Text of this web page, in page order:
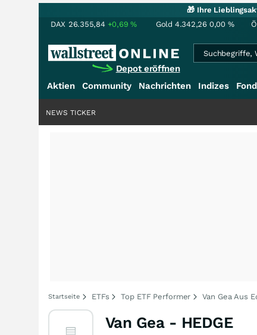
🎁 Ihre
DAX 26.355,84 +0,69% Gold 4.342,26 0,00 %
Depot eröffnen
Aktien Community Nachrichten Indizes
NEWS TICKER
Startseite ETFs Top ETF Performer Van Gea Aus
Van Gea - HEDGE